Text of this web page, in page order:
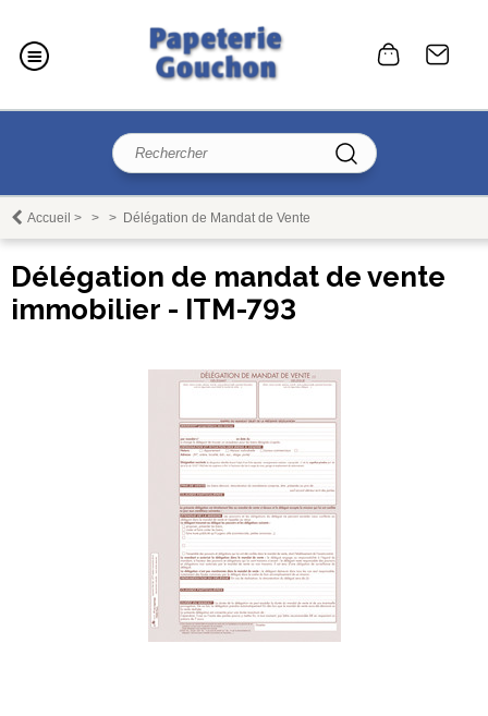
Accueil > > > Délégation de Mandat de Vente
Délégation de mandat de vente
immobilier - ITM-793